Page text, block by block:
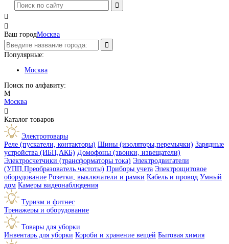


Ваш городМосква
Популярные:
Москва
Поиск по алфавиту:
М
Москва

Каталог товаров
Электротовары
Реле (пускатели, контакторы) Шины (изоляторы,перемычки) Зарядные
устройства (ИБП,АКБ) Домофоны (звонки, извещатели)
Электросчетчики (трансформаторы тока) Электродвигатели
(УПП,Преобразователь частоты) Приборы учета Электрощитовое
оборудование Розетки, выключатели и рамки Кабель и провод Умный
дом Камеры видеонаблюдения
Туризм и фитнес
Тренажеры и оборудование
Товары для уборки
Инвентарь для уборки Короби и хранение вещей Бытовая химия